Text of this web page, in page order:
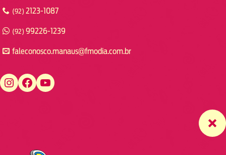
(92) 2123-1087
(92) 99226-1239
faleconosco.manaus@fmodia.com.br
https://www.instagram.com/fmodiamanaus/ https://www.facebook.com/fmodiamanaus https://www.youtube.com/user/radiofmodia